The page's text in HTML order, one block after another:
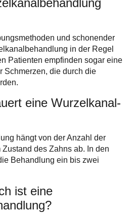
und schonender
in der Regel
Patienten empfinden sogar eine
Schmerzen, die durch die
eine Wurzelkanal­
hängt von der Anzahl der
des Zahns ab. In den
Behandlung ein bis zwei
ist eine